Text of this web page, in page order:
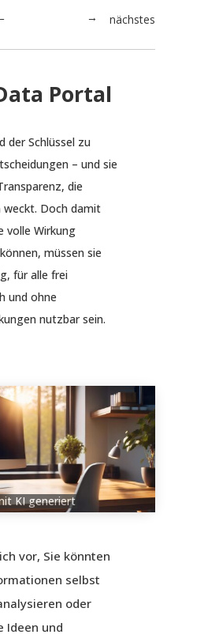
← nächstes
Portal
der Schlüssel zu
– und sie
die
weckt. Doch damit
volle Wirkung
müssen sie
für alle frei
und ohne
nutzbar sein.
KI generiert
vor, Sie könnten
selbst
oder
Ideen und